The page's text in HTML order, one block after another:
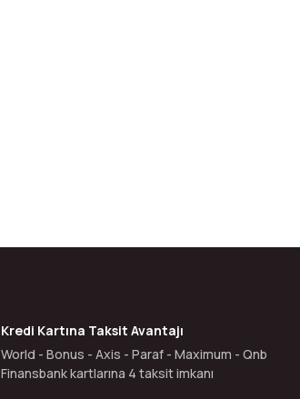
Kredi Kartına Taksit Avantajı
World - Bonus - Axis - Paraf - Maximum - Qnb
Finansbank kartlarına 4 taksit imkanı